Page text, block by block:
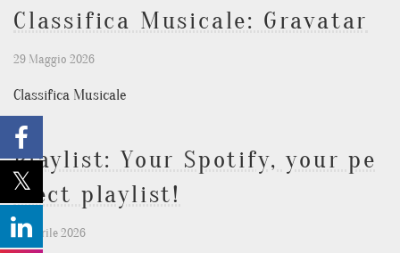
Classifica Musicale: Gravatar
29 Maggio 2026
Classifica Musicale
Playlist: Your Spotify, your pe
rfect playlist!
25 Aprile 2026